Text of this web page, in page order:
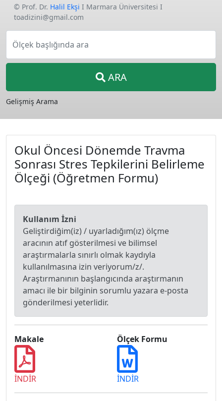
© Prof. Dr. Halil Ekşi I Marmara Üniversitesi I
toadizini@gmail.com
Ölçek başlığında ara
ARA
Gelişmiş Arama
Okul Öncesi Dönemde Travma
Sonrası Stres Tepkilerini Belirleme
Ölçeği (Öğretmen Formu)
Kullanım İzni
Geliştirdiğim(iz) / uyarladığım(ız) ölçme
aracının atıf gösterilmesi ve bilimsel
araştırmalarla sınırlı olmak kaydıyla
kullanılmasına izin veriyorum/z/.
Araştırmanının başlangıcında araştırmanın
amacı ile bir bilginin sorumlu yazara e-posta
gönderilmesi yeterlidir.
Makale
İNDİR
Ölçek Formu
İNDİR